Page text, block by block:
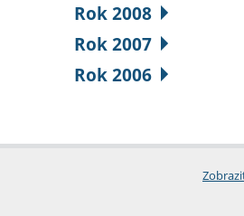
Rok 2008
Rok 2007
Rok 2006